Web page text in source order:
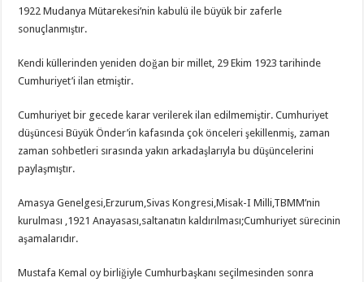
1922 Mudanya Mütarekesi’nin kabulü ile büyük bir zaferle
sonuçlanmıştır.
Kendi küllerinden yeniden doğan bir millet, 29 Ekim 1923 tarihinde
Cumhuriyet’i ilan etmiştir.
Cumhuriyet bir gecede karar verilerek ilan edilmemiştir. Cumhuriyet
düşüncesi Büyük Önder’in kafasında çok önceleri şekillenmiş, zaman
zaman sohbetleri sırasında yakın arkadaşlarıyla bu düşüncelerini
paylaşmıştır.
Amasya Genelgesi,Erzurum,Sivas Kongresi,Misak-I Milli,TBMM’nin
kurulması ,1921 Anayasası,saltanatın kaldırılması;Cumhuriyet sürecinin
aşamalarıdır.
Mustafa Kemal oy birliğiyle Cumhurbaşkanı seçilmesinden sonra